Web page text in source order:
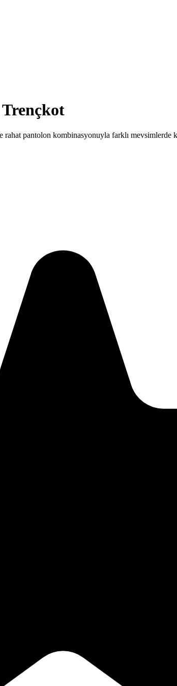
pantolon kombinasyonuyla farklı mevsimlerde